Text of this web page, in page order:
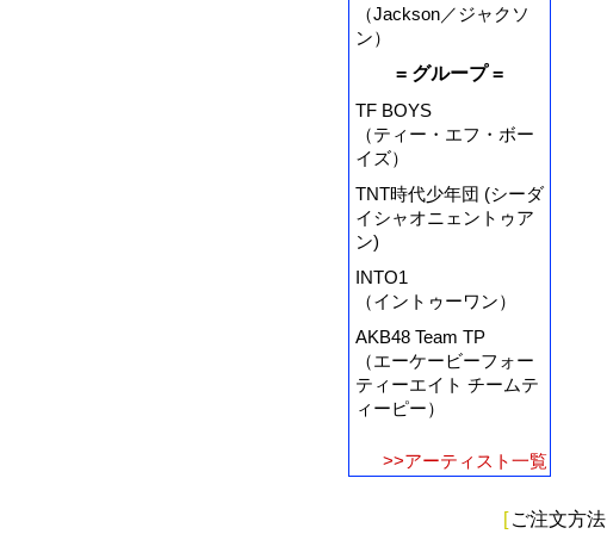
（Jackson／ジャクソ
ン）
= グループ =
TF BOYS
（ティー・エフ・ボー
イズ）
TNT時代少年団 (シーダ
イシャオニェントゥア
ン)
INTO1
（イントゥーワン）
AKB48 Team TP
（エーケービーフォー
ティーエイト チームテ
ィーピー）
>>アーティスト一覧
[ ご注文方法